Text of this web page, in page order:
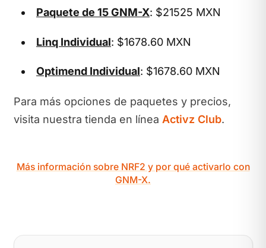
Paquete de 15 GNM-X: $21525 MXN
Linq Individual: $1678.60 MXN
Optimend Individual: $1678.60 MXN
Para más opciones de paquetes y precios,
visita nuestra tienda en línea Activz Club.
Más información sobre NRF2 y por qué activarlo con
GNM-X.